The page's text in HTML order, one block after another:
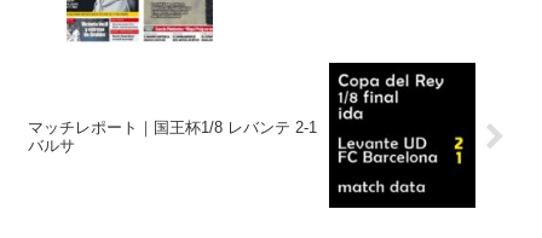
マッチレポート｜国王杯1/8 レバンテ 2-1
バルサ